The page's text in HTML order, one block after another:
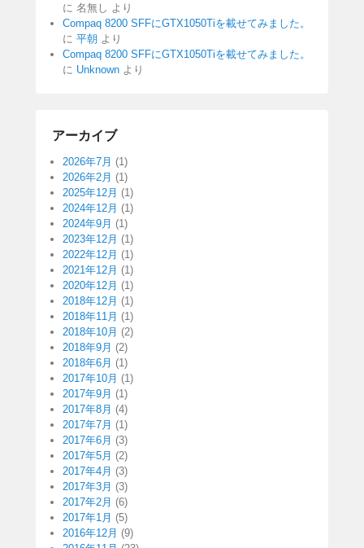
に 名無し より
Compaq 8200 SFFにGTX1050Tiを載せてみました。
に 平朝 より
Compaq 8200 SFFにGTX1050Tiを載せてみました。
に Unknown より
アーカイブ
2026年7月 (1)
2026年2月 (1)
2025年12月 (1)
2024年12月 (1)
2024年9月 (1)
2023年12月 (1)
2022年12月 (1)
2021年12月 (1)
2020年12月 (1)
2018年12月 (1)
2018年11月 (1)
2018年10月 (2)
2018年9月 (2)
2018年6月 (1)
2017年10月 (1)
2017年9月 (1)
2017年8月 (4)
2017年7月 (1)
2017年6月 (3)
2017年5月 (2)
2017年4月 (3)
2017年3月 (3)
2017年2月 (6)
2017年1月 (5)
2016年12月 (9)